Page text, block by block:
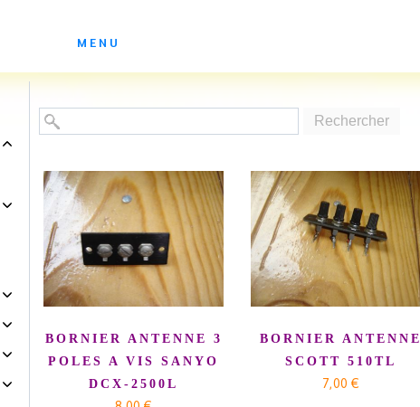
LES ATELIERS DE SOLEDAD
MENU
Rechercher
BORNIER ANTENNE 3
POLES A VIS SANYO
DCX-2500L
BORNIER ANTENNE
SCOTT 510TL
7,00 €